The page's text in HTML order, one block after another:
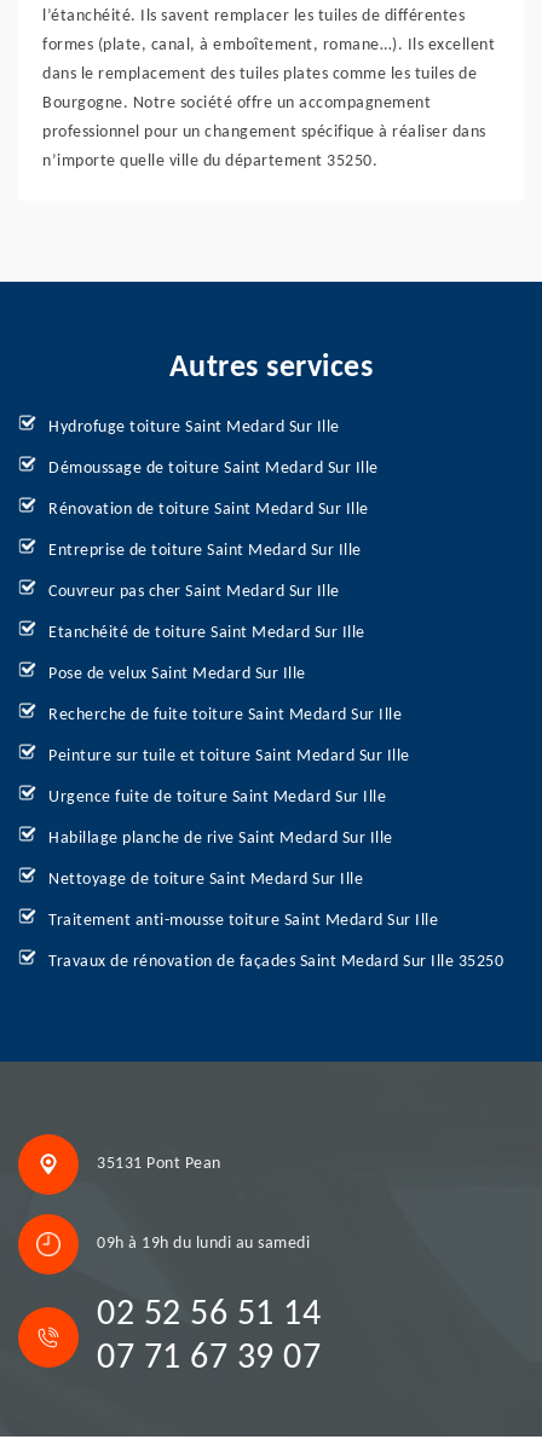
l’étanchéité. Ils savent remplacer les tuiles de différentes
formes (plate, canal, à emboîtement, romane…). Ils excellent
dans le remplacement des tuiles plates comme les tuiles de
Bourgogne. Notre société offre un accompagnement
professionnel pour un changement spécifique à réaliser dans
n’importe quelle ville du département 35250.
Autres services
Hydrofuge toiture Saint Medard Sur Ille
Démoussage de toiture Saint Medard Sur Ille
Rénovation de toiture Saint Medard Sur Ille
Entreprise de toiture Saint Medard Sur Ille
Couvreur pas cher Saint Medard Sur Ille
Etanchéité de toiture Saint Medard Sur Ille
Pose de velux Saint Medard Sur Ille
Recherche de fuite toiture Saint Medard Sur Ille
Peinture sur tuile et toiture Saint Medard Sur Ille
Urgence fuite de toiture Saint Medard Sur Ille
Habillage planche de rive Saint Medard Sur Ille
Nettoyage de toiture Saint Medard Sur Ille
Traitement anti-mousse toiture Saint Medard Sur Ille
Travaux de rénovation de façades Saint Medard Sur Ille 35250
35131 Pont Pean
09h à 19h du lundi au samedi
02 52 56 51 14
07 71 67 39 07